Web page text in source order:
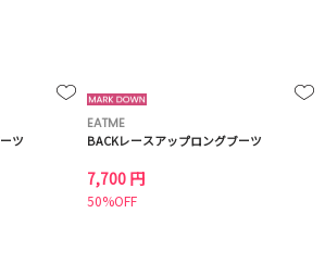
ツ
EATME
BACKレースアップロングブーツ
7,700 円
50%OFF